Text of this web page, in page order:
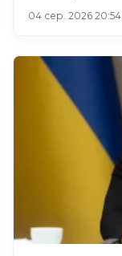
04 сер. 2026 20:54